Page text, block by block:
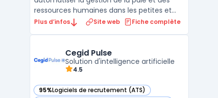
ressources humaines dans les petites et
moyennes entreprises. La saisie manuelle
coordination des processus RH
représentent des p ...
Plus d’infos Site web Fiche complète
Cegid Pulse
Solution d'intelligence artificielle
4.5
95%Logiciels de recrutement (ATS)
— voir Cegid Pulse dans cette catégorie